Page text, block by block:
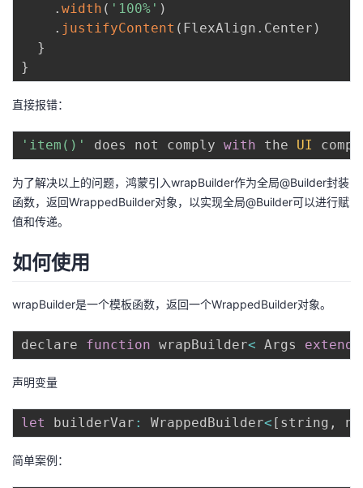
. width ( '100%' )
. justifyContent ( FlexAlign . Center )
}
}
直接报错：
'item()' does not comply with the UI
为了解决以上的问题，鸿蒙引入wrapBuilder作为全局@Builder封装
函数，返回WrappedBuilder对象，以实现全局@Builder可以进行赋
值和传递。
如何使用
wrapBuilder是一个模板函数，返回一个WrappedBuilder对象。
declare function wrapBuilder< Args extends
声明变量
let builderVar : WrappedBuilder< [ string ,
简单案例：